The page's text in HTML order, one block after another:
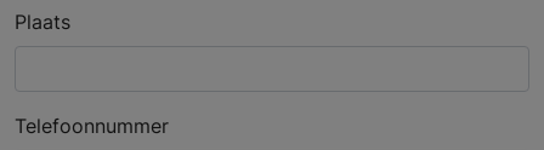
Plaats
Telefoonnummer